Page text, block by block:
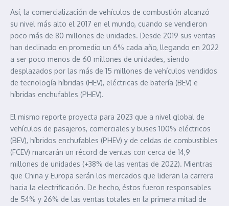
Así, la comercialización de vehículos de combustión alcanzó
su nivel más alto el 2017 en el mundo, cuando se vendieron
poco más de 80 millones de unidades. Desde 2019 sus ventas
han declinado en promedio un 6% cada año, llegando en 2022
a ser poco menos de 60 millones de unidades, siendo
desplazados por las más de 15 millones de vehículos vendidos
de tecnología híbridas (HEV), eléctricas de batería (BEV) e
híbridas enchufables (PHEV).
El mismo reporte proyecta para 2023 que a nivel global de
vehículos de pasajeros, comerciales y buses 100% eléctricos
(BEV), híbridos enchufables (PHEV) y de celdas de combustibles
(FCEV) marcarán un récord de ventas con cerca de 14,9
millones de unidades (+38% de las ventas de 2022). Mientras
que China y Europa serán los mercados que lideran la carrera
hacia la electrificación. De hecho, éstos fueron responsables
de 54% y 26% de las ventas totales en la primera mitad de